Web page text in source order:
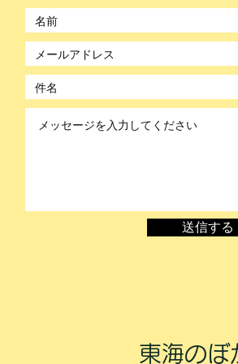
©2021 by のぼかん。Wix.com で作
送信する
東海のぼ